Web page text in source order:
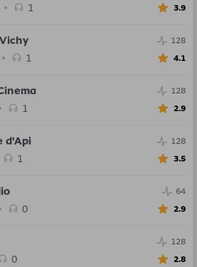
1
3.9
1
128
4.1
1
128
2.9
d'Api
1
128
3.5
0
64
2.9
0
128
2.8